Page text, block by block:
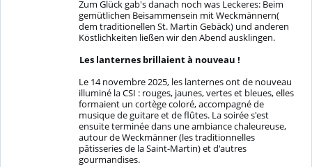
Zum Glück gab's danach noch was Leckeres: Beim
gemütlichen Beisammensein mit Weckmännern(
dem traditionellen St. Martin Gebäck) und anderen
Köstlichkeiten ließen wir den Abend ausklingen.
Les lanternes brillaient à nouveau !
Le 14 novembre 2025, les lanternes ont de nouveau
illuminé la CSI : rouges, jaunes, vertes et bleues, elles
formaient un cortège coloré, accompagné de
musique de guitare et de flûtes. La soirée s'est
ensuite terminée dans une ambiance chaleureuse,
autour de Weckmänner (les traditionnelles
pâtisseries de la Saint-Martin) et d'autres
gourmandises.